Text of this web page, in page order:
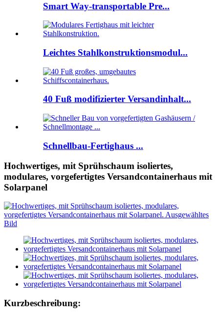
Smart Way-transportable Pre...
Leichtes Stahlkonstruktionsmodul...
40 Fuß modifizierter Versandinhalt...
Schnellbau-Fertighaus ...
Hochwertiges, mit Sprühschaum isoliertes,
modulares, vorgefertigtes Versandcontainerhaus mit
Solarpanel
Kurzbeschreibung: